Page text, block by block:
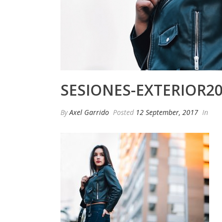
SESIONES-
ByAxel Garrido Posted 12 September, 2017 In